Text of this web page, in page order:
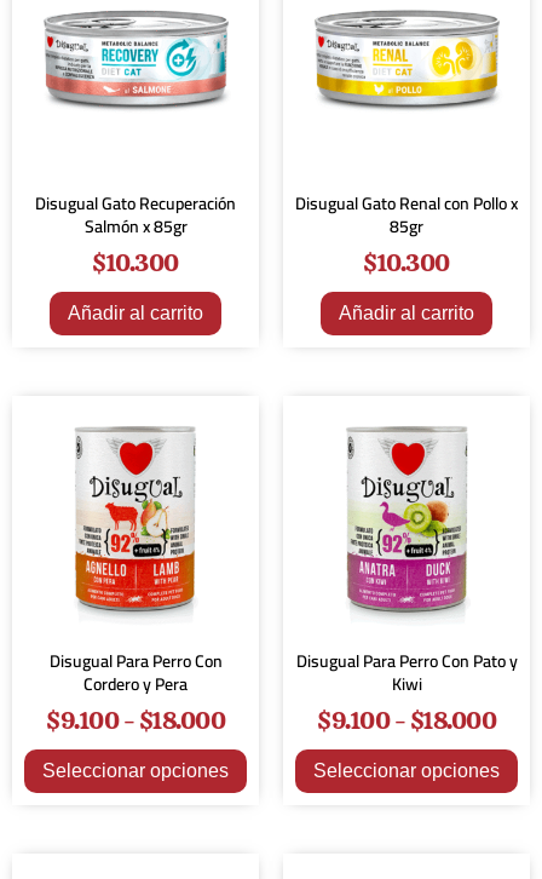
Disugual Gato Recuperación
Salmón x 85gr
$10.300
Añadir al carrito
Disugual Gato Renal con Pollo x
85gr
$10.300
Añadir al carrito
Disugual Para Perro Con
Cordero y Pera
$9.100-$18.000
Seleccionar opciones
Disugual Para Perro Con Pato y
Kiwi
$9.100-$18.000
Seleccionar opciones